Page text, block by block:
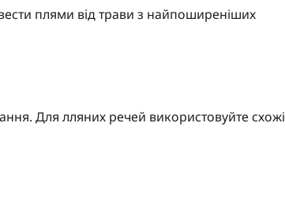
плями від трави з найпоширеніших
Для лляних речей використовуйте схожі